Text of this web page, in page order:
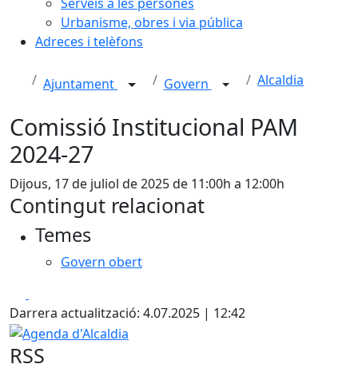
Urbanisme, obres i via pública
Adreces i telèfons
Ajuntament Govern Alcaldia
Comissió Institucional PAM
2024-27
Dijous, 17 de juliol de 2025 de 11:00h a 12:00h
Contingut relacionat
Temes
Govern obert
Darrera actualització: 4.07.2025 | 12:42
Agenda d'Alcaldia
RSS